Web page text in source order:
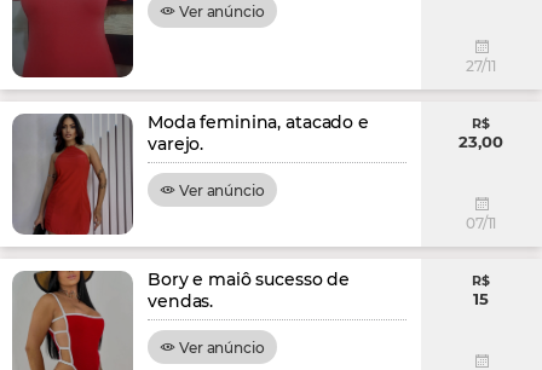
Ver anúncio
27/11
Moda feminina, atacado e
varejo.
Ver anúncio
R$
23,00
07/11
Bory e maiô sucesso de
vendas.
Ver anúncio
R$
15